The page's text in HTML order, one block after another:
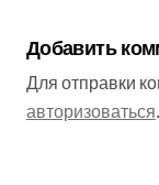
Добавить
Для отправки
авторизоваться.